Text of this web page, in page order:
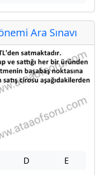
Ara Sınavı
D E